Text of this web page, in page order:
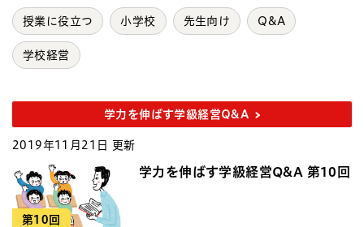
授業に役立つ 小学校 先生向け Q&A
学校経営
学力を伸ばす学級経営Q&A
2019年11月21日 更新
第10回
学力を伸ばす学級経営Q&A 第10回